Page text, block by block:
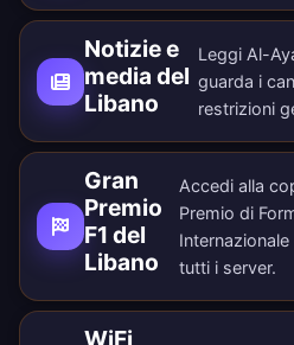
Notizie e
media del
Libano
Leggi Al-
guarda i
restrizioni
Gran
Premio
F1 del
Libano
Accedi alla
Premio di
tutti i server.